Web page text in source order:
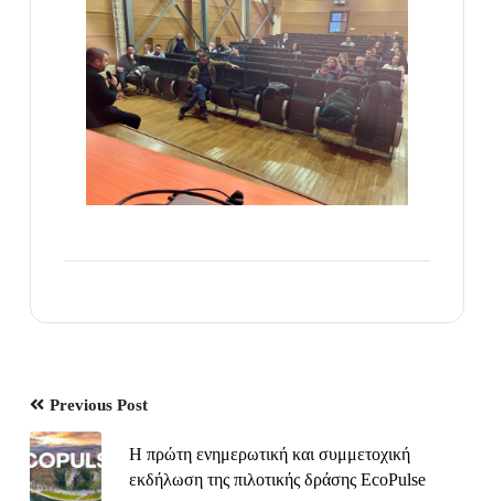
Previous Post
Η πρώτη ενημερωτική και συμμετοχική
εκδήλωση της πιλοτικής δράσης EcoPulse